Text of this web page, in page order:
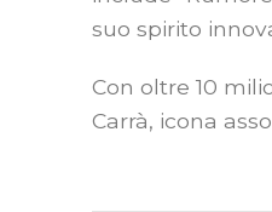
suo spirito
Con oltre 10
Carrà, icona